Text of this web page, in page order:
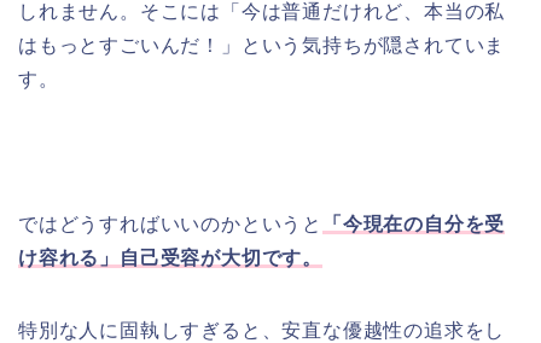
しれません。そこには「今は普通だけれど、本当の私
はもっとすごいんだ！」という気持ちが隠されていま
す。
ではどうすればいいのかというと
「今現在の自分を受
け容れる」自己受容が大切です。
特別な人に固執しすぎると、安直な優越性の追求をし